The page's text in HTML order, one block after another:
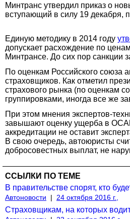
Минтранс утвердил приказ о
вступающий в силу 19 декабря,
Единую методику в 2014 году
допускает расхождение по
Минтрансе. До сих пор санкции
По оценкам Российского союза
страховщиков. Как отметил
страхового рынка (по оценкам
группировками, иногда все же
При этом мнения экспертов-
завышают оценку ущерба в
аккредитации не оставит
В свою очередь, автоюристы
добросовестных выплат, не
ССЫЛКИ ПО ТЕМЕ
В правительстве спорят, кто
Автоновости | 24 октября 2016 г.,
Страховщикам, на которых